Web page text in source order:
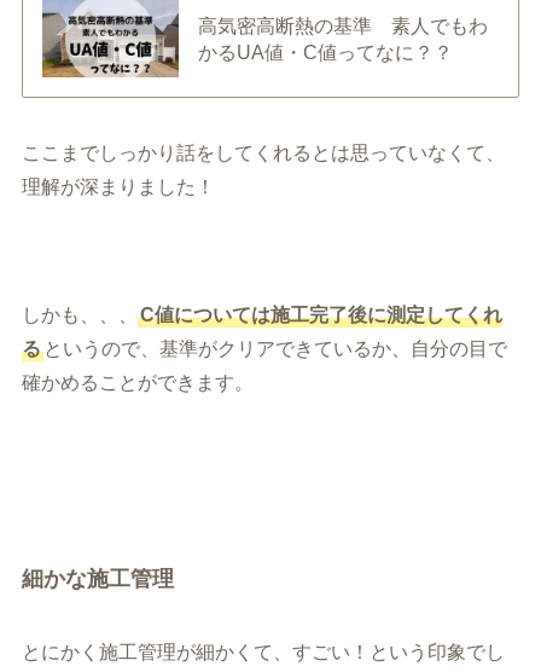
高気密高断熱の基準 素人でもわ
かるUA値・C値ってなに？？
ここまでしっかり話をしてくれるとは思っていなくて、
理解が深まりました！
しかも、、、
C値については施工完了後に測定してくれ
るというので、基準がクリアできているか、自分の目で
確かめることができます。
細かな施工管理
とにかく施工管理が細かくて、すごい！という印象でし